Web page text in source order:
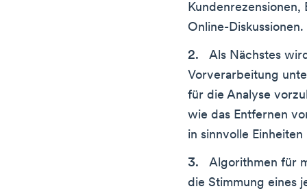
Kundenrezensionen,
Online-Diskussionen.
Als Nächstes
Vorverarbeitung
für die Analyse
wie das Entfernen
in sinnvolle
Algorithmen für
die Stimmung eines